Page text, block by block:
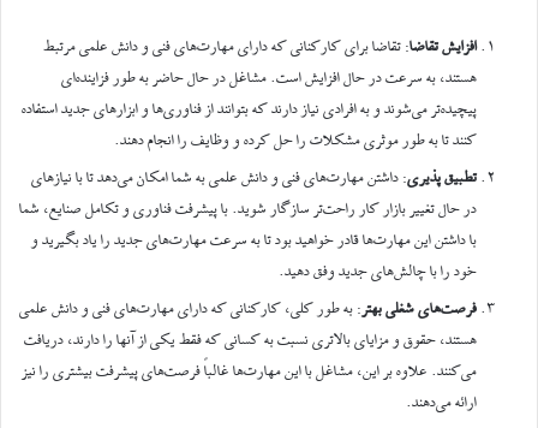
افزایش تقاضا: تقاضا برای کارکنانی که دارای مهارت‌های فنی و دانش علمی مرتبط
هستند، به سرعت در حال افزایش است. مشاغل در حال حاضر به طور فزاینده‌ای
پیچیده‌تر می‌شوند و به افرادی نیاز دارند که بتوانند از فناوری‌ها و ابزارهای جدید استفاده
کنند تا به طور موثری مشکلات را حل کرده و وظایف را انجام دهند.
تطبیق پذیری: داشتن مهارت‌های فنی و دانش علمی به شما امکان می‌دهد تا با نیازهای
در حال تغییر بازار کار راحت‌تر سازگار شوید. با پیشرفت فناوری و تکامل صنایع، شما
با داشتن این مهارت‌ها قادر خواهید بود تا به سرعت مهارت‌های جدید را یاد بگیرید و
خود را با چالش‌های جدید وفق دهید.
فرصت‌های شغلی بهتر : به طور کلی، کارکنانی که دارای مهارت‌های فنی و دانش علمی
هستند، حقوق و مزایای بالاتری نسبت به کسانی که فقط یکی از آنها را دارند، دریافت
می‌کنند. علاوه بر این، مشاغل با این مهارت‌ها غالباً فرصت‌های پیشرفت بیشتری را نیز
ارائه می‌دهند.